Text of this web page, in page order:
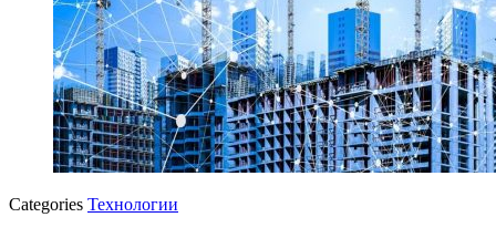
Categories Технологии